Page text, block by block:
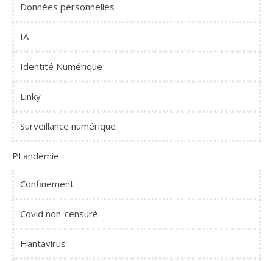
Données personnelles
IA
Identité Numérique
Linky
Surveillance numérique
PLandémie
Confinement
Covid non-censuré
Hantavirus